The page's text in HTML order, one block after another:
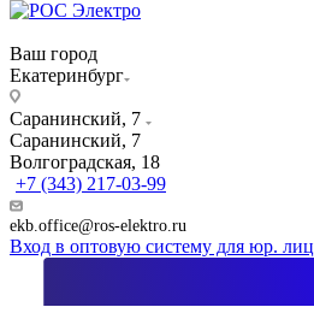
Ваш город
Екатеринбург
Саранинский, 7
Саранинский, 7
Волгоградская, 18
+7 (343) 217-03-99
ekb.office@ros-elektro.ru
Вход в оптовую систему для юр. лиц